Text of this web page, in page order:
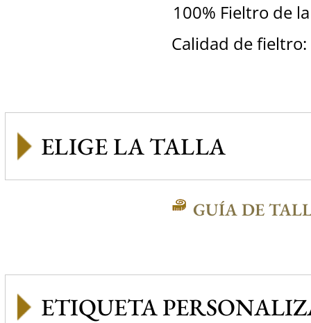
100% Fieltro de
Calidad de fieltro:
GUÍA DE
ETIQUETA